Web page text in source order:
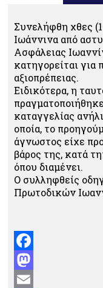
Συνελήφθη χθες
Ιωάννινα από
Ασφάλειας
κατηγορείται για
αξιοπρέπειας.
Ειδικότερα, η
καταγγελίας
οποία, το
άγνωστος είχε
βάρος της, κατά
όπου διαμένει.
Ο συλληφθείς
Πρωτοδικών
Facebook
Mastodon